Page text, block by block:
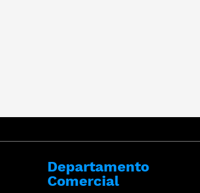
Departamento
Comercial